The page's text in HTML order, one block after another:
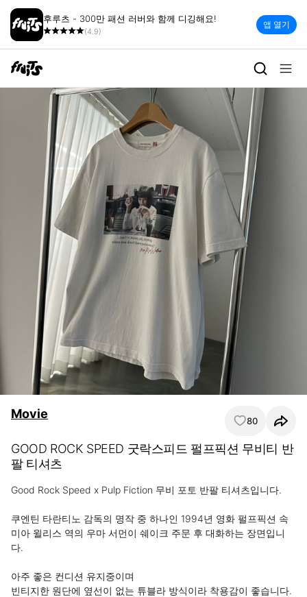
후루츠 - 300만 패션 러버와 함께 디깅해요!
(4.9)
앱 열기
Movie 80
GOOD ROCK SPEED 굿락스피드 펄프픽션 무비티 반
팔 티셔츠
Good Rock Speed x Pulp Fiction 무비 포토 반팔 티셔츠입니다.
쿠엔틴 타란티노 감독의 명작 중 하나인 1994년 영화 펄프픽션 속
미아 윌리스 역의 우마 서먼이 쉐이크 주문 후 대화하는 장면입니
다.
아주 좋은 컨디션 유지중이며
빈티지한 원단에 옆선이 없는 튜블라 방식이라 착용감이 좋습니다.